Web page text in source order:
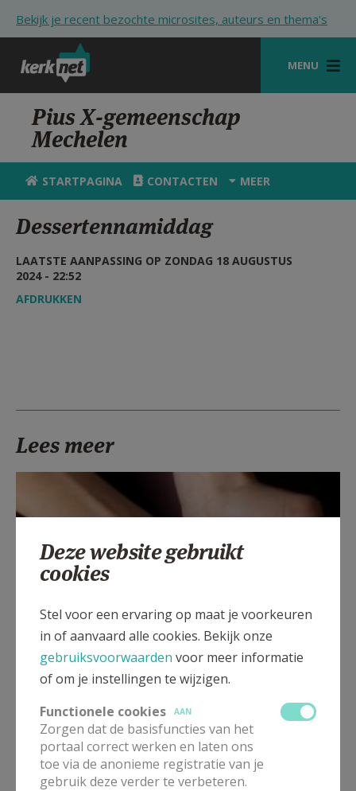
Bekijk je recent bezochte microsites, auteurs en thema's
MENU
STARTPAGINA
KERK
VIERINGEN
HULP
STARTPAGINA PORTAAL
Pius X-gemeenschap
Mechelen
STARTPAGINA CONTACTEN MEER
Dessertennamiddag
LAATSTE AANPASSING OP ZONDAG 18 AUGUSTUS
2024 - 22:52
AFDRUKKEN
Lees meer
Beroepsvereniging Zorgpastores
Deze website gebruikt
cookies
Stel voor een ervaring op maat je voorkeuren
in of aanvaard alle cookies. Bekijk onze
gebruiksvoorwaarden voor meer informatie
of om je instellingen te wijzigen.
Functionele cookies
AAN
Zorgen dat de basisfuncties van het
portaal correct werken en laten ons
toe via de anonieme registratie van je
gebruik deze verder te verbeteren.